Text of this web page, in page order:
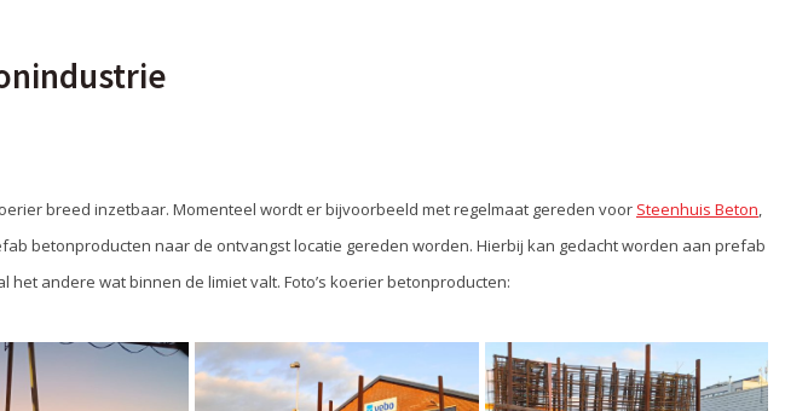
breed inzetbaar. Momenteel wordt er bijvoorbeeld met regelmaat gereden voor Steenhuis Beton,
betonproducten naar de ontvangst locatie gereden worden. Hierbij kan gedacht worden aan prefab
andere wat binnen de limiet valt. Foto’s koerier betonproducten: